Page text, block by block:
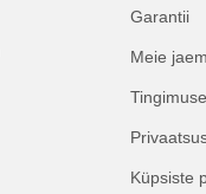
Garantii
Meie
Küpsiste